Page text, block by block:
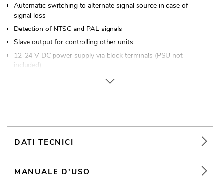
Automatic switching to alternate signal source in case of
signal loss
Detection of NTSC and PAL signals
Slave output for controlling other units
12-24 V DC power supply via block terminals (PSU not
included)
DATI TECNICI
MANUALE D'USO